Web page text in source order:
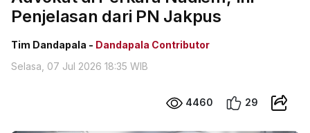
Penjelasan dari PN Jakpus
Tim Dandapala - Dandapala Contributor
Selasa, 07 Jul 2026 18:35 WIB
4460 29